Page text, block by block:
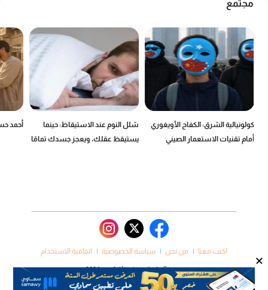
×
مجتمع
كولونيالية الشرق: الكفاح الأويغوري
أمام تقنيات الاستعمار الصيني
شلل النوم عند الاستيقاظ: حينما
يستيقظ عقلك، ويعجز جسدك تمامًا
أحمد
اكتب معنا من نحن سياسة الخصوصية اتفاقية الاستخدام
جميع الحقوق محفوظة كروم 2024